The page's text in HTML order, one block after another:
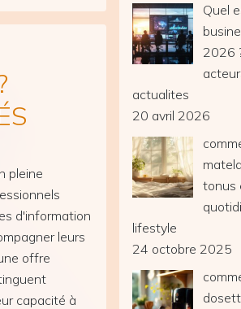
pleine
d'information
leurs
offre
capacité à
Quel
2026
actualites
20 avril 2026
tonus
lifestyle
24 octobre 2025